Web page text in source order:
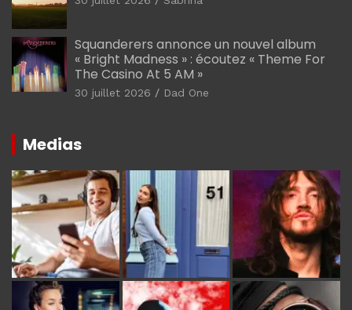
Squanderers annonce un nouvel album
« Bright Madness » : écoutez « Theme For
The Casino At 5 AM »
30 juillet 2026 Dad One
Medias